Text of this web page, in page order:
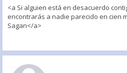
<a Si alguien está en desacuerdo
encontrarás a nadie parecido en cien
Sagan</a>